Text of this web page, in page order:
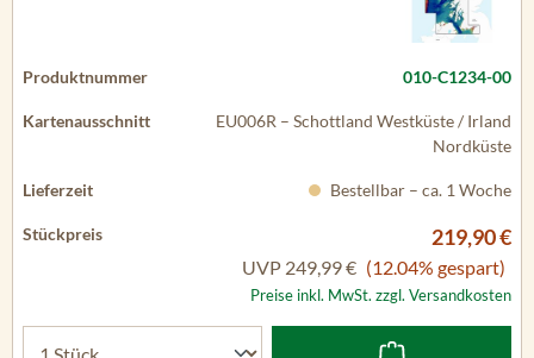
010-C1234-00
EU006R – Schottland Westküste / Irland
Nordküste
Bestellbar – ca. 1 Woche
219,90 €
UVP 249,99 € (12.04% gespart)
Preise inkl. MwSt. zzgl. Versandkosten